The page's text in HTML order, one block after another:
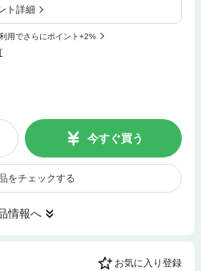
ト詳細
用でさらにポイント+2%
今すぐ買う
をチェックする
情報へ
お気に入り登録